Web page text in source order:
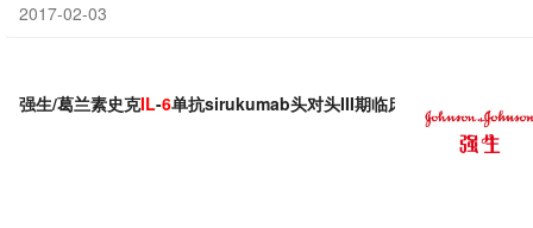
2017-02-03
强生/葛兰素史克IL-6单抗sirukumab头对头III期临床试验喜忧参半